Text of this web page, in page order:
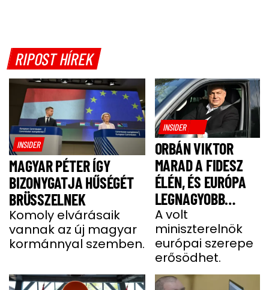
RIPOST HÍREK
INSIDER
MAGYAR PÉTER ÍGY
BIZONYGATJA HŰSÉGÉT
BRÜSSZELNEK
Komoly elvárásaik
vannak az új magyar
kormánnyal szemben.
INSIDER
ORBÁN VIKTOR
MARAD A FIDESZ
ÉLÉN, ÉS EURÓPA
LEGNAGYOBB
JOBBOLDALI
SZÖVETSÉGÉT
ÉPÍTI TOVÁBB
A volt
miniszterelnök
európai szerepe
erősödhet.